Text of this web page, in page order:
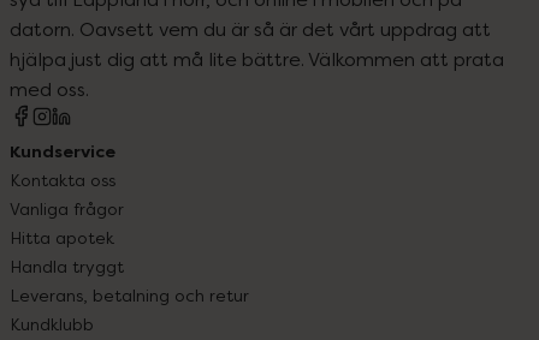
datorn. Oavsett vem du är så är det vårt uppdrag att
hjälpa just dig att må lite bättre. Välkommen att prata
med oss.
Kundservice
Kontakta oss
Vanliga frågor
Hitta apotek
Handla tryggt
Leverans, betalning och retur
Kundklubb